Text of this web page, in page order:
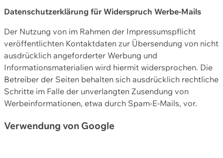
Datenschutzerklärung für Widerspruch Werbe-Mails
Der Nutzung von im Rahmen der Impressumspflicht
veröffentlichten Kontaktdaten zur Übersendung von nicht
ausdrücklich angeforderter Werbung und
Informationsmaterialien wird hiermit widersprochen. Die
Betreiber der Seiten behalten sich ausdrücklich rechtliche
Schritte im Falle der unverlangten Zusendung von
Werbeinformationen, etwa durch Spam-E-Mails, vor.
Verwendung von Google